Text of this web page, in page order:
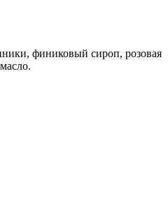
финиковый сироп, розовая